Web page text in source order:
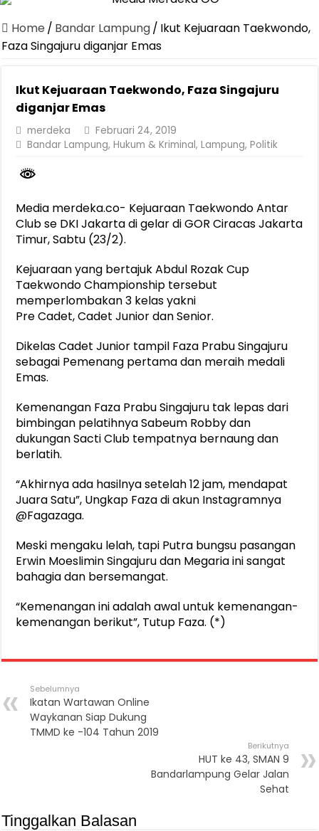
Dirut Jasa Raharja Dampingi Wamenhub Tinjau Penanganan
Pastikan Pelayanan Maksimal, Direksi Jasa Raharja Tinjau Korban
Jasa Raharja Jamin Seluruh Korban Kebakaran KM Mutiara
Gelar Audiensi, Jasa Raharja dan Kementerian PANRB Perkuat
Berkontribusi terhadap Keselamatan dan Mobilitas Masyarakat,
Ketua PMI Provinsi Lampung Lantik Pengurus PMI Lampung
Home / Bandar Lampung/ Ikut Kejuaraan Taekwondo,
Faza Singajuru diganjar Emas
Ikut Kejuaraan Taekwondo, Faza Singajuru
diganjar Emas
merdeka
Februari 24, 2019
Bandar Lampung,Hukum & Kriminal,Lampung,Politik
Media merdeka.co- Kejuaraan Taekwondo Antar
Club se DKI Jakarta di gelar di GOR Ciracas Jakarta
Timur, Sabtu (23/2).
Kejuaraan yang bertajuk Abdul Rozak Cup
Taekwondo Championship tersebut
memperlombakan 3 kelas yakni
Pre Cadet, Cadet Junior dan Senior.
Dikelas Cadet Junior tampil Faza Prabu Singajuru
sebagai Pemenang pertama dan meraih medali
Emas.
Kemenangan Faza Prabu Singajuru tak lepas dari
bimbingan pelatihnya Sabeum Robby dan
dukungan Sacti Club tempatnya bernaung dan
berlatih.
“Akhirnya ada hasilnya setelah 12 jam, mendapat
Juara Satu”, Ungkap Faza di akun Instagramnya
@Fagazaga.
Meski mengaku lelah, tapi Putra bungsu pasangan
Erwin Moeslimin Singajuru dan Megaria ini sangat
bahagia dan bersemangat.
“Kemenangan ini adalah awal untuk kemenangan-
kemenangan berikut”, Tutup Faza. (*)
Sebelumnya
Ikatan Wartawan Online
Waykanan Siap Dukung
TMMD ke -104 Tahun 2019
Berikutnya
HUT ke 43, SMAN 9
Bandarlampung Gelar Jalan
Sehat
Tinggalkan Balasan